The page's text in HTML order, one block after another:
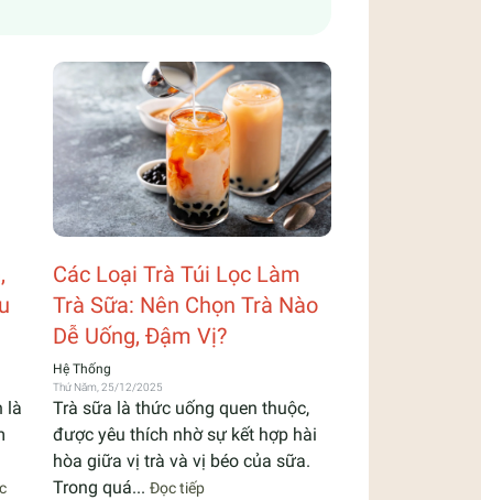
là
Các Loại Trà Túi Lọc Làm
Trà Sữa: Nên Chọn Trà Nào
Dễ Uống, Đậm Vị?
Hệ Thống
Thứ Năm, 25/12/2025
Trà sữa là thức uống quen thuộc,
được yêu thích nhờ sự kết hợp hài
hòa giữa vị trà và vị béo của sữa.
Trong quá... Đọc tiếp